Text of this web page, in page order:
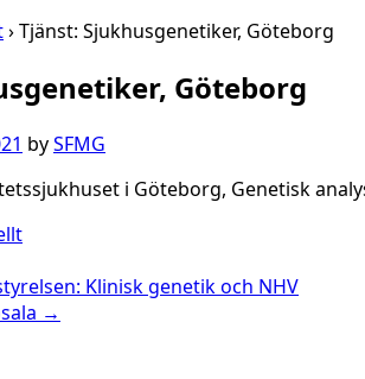
›Tjänst: Sjukhusgenetiker, Göteborg
Göteborg
bySFMG
i Göteborg, Genetisk
Klinisk genetik och NHV
→